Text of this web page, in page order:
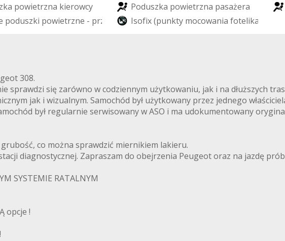
zka powietrzna kierowcy Poduszka powietrzna pasażera
poduszki powietrzne - prz Isofix(punkty mocowania fotelika
308.
sprawdzi się zarówno w codziennym użytkowaniu, jak i na dłuższych
jak i wizualnym. Samochód był użytkowany przez jednego
był regularnie serwisowany w ASO i ma udokumentowany
co można sprawdzić miernikiem lakieru.
diagnostycznej. Zapraszam do obejrzenia Peugeot oraz na jazdę
SYSTEMIE RATALNYM
opcje !